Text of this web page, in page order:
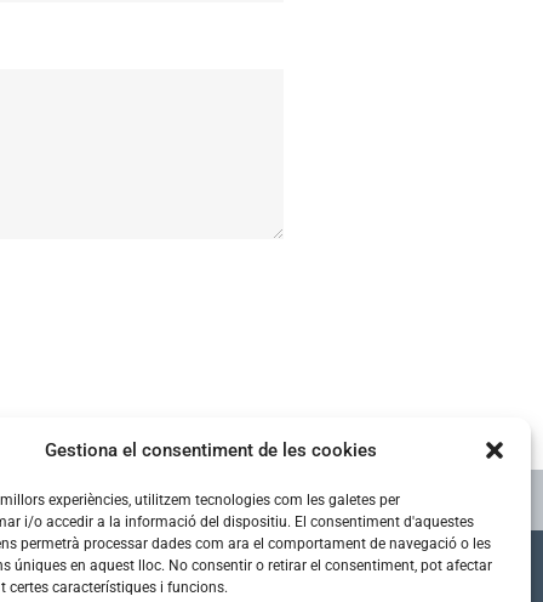
Gestiona el consentiment de les cookies
experiències, utilitzem tecnologies com les galetes per
i/o accedir a la informació del dispositiu. El consentiment d'aquestes
permetrà processar dades com ara el comportament de navegació o les
úniques en aquest lloc. No consentir o retirar el consentiment, pot afectar
certes característiques i funcions.
a les xarxes